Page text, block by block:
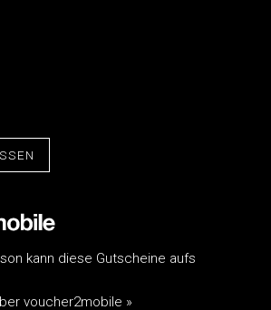
kann diese Gutscheine aufs
voucher2mobile »